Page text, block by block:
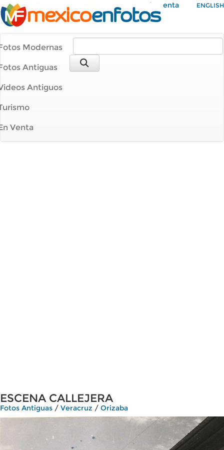
Mi Cuenta ENGLISH
Modernas
Antiguas
Antiguos
Venta
ESCENA CALLEJERA
Fotos Antiguas / Veracruz / Orizaba